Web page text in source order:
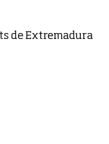
de Extremadura